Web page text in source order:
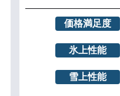
価格満足度
氷上性能
雪上性能